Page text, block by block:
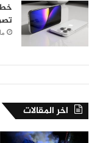
اخر المقالات